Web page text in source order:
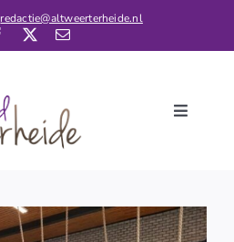
redactie@altweerterheide.nl
Toggle